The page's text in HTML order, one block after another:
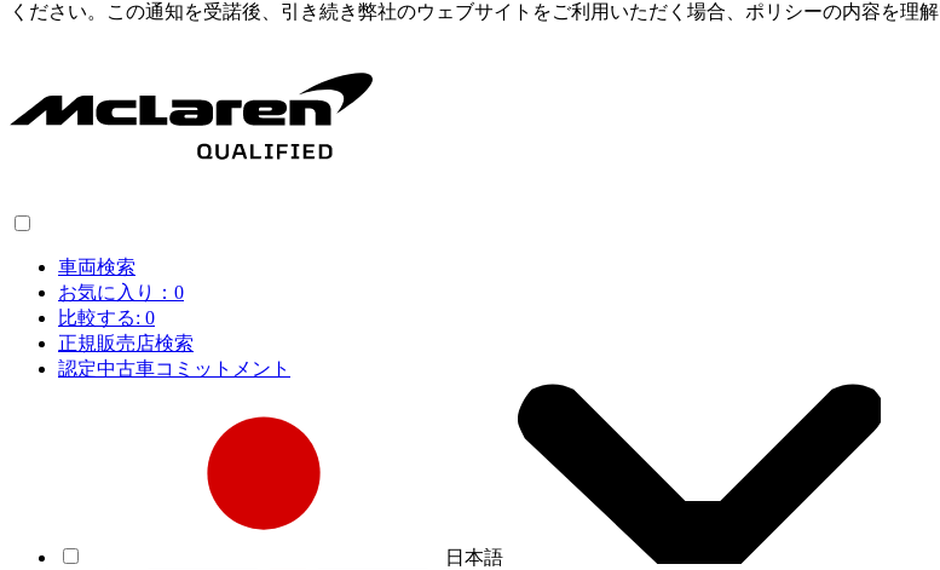
ください。この通知を受諾後、引き続き弊社のウェブサイトをご利用いただく場合、ポリシーの内容を理
車両検索
お気に入り： 0
比較する: 0
正規販売店検索
認定中古車コミットメント
日本語